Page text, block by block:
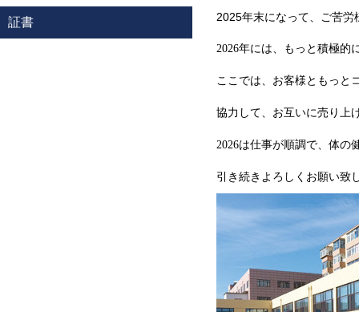
証書 2025年末になって、ご苦労
2026年には、もっと 積極的
ここでは、お客様ともっと
協力して、お互いに売り上
2026は仕事が順調で、体の
引き続きよろしくお願い致